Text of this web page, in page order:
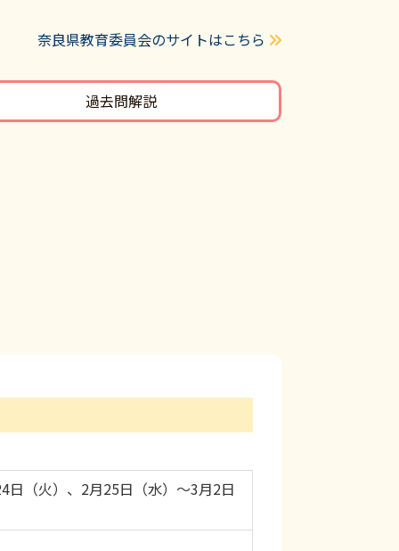
奈良県教育委員会のサイトはこちら
過去問解説
日（火）、2月25日（水）～3月2日